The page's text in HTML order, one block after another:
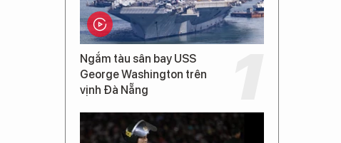
Ngắm tàu sân bay USS
George Washington trên
vịnh Đà Nẵng